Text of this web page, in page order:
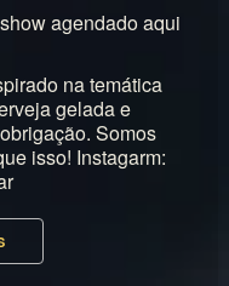
agendado aqui
na temática
gelada e
Somos
isso! Instagarm: